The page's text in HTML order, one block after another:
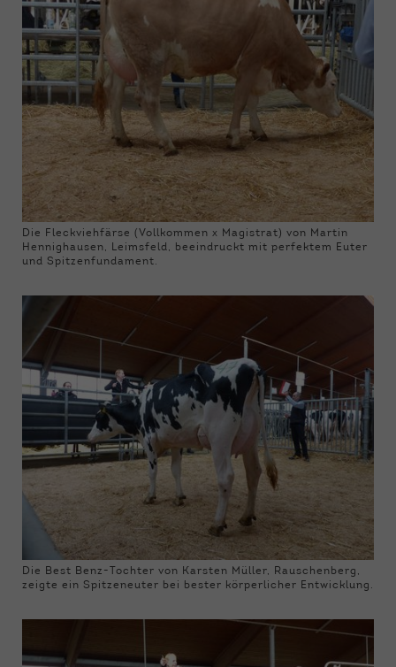
Die Fleckviehfärse (Vollkommen x Magistrat) von Martin
Hennighausen, Leimsfeld, beeindruckt mit perfektem Euter
und Spitzenfundament.
Die Best Benz-Tochter von Karsten Müller, Rauschenberg,
zeigte ein Spitzeneuter bei bester körperlicher Entwicklung.